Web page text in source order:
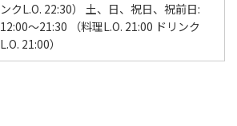
ンクL.O. 22:30） 土、日、祝日、祝前日:
12:00～21:30 （料理L.O. 21:00 ドリンク
L.O. 21:00）